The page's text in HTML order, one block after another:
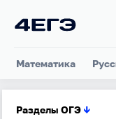
Математика
Разделы ОГЭ ↓